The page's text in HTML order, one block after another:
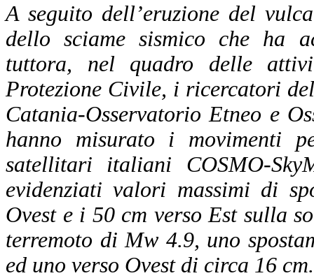
A seguito dell’eruzione del
dello sciame sismico che ha
tuttora, nel quadro delle
Protezione Civile, i ricercatori
Catania-Osservatorio Etneo e
hanno misurato i movimenti
satellitari italiani COSMO-
evidenziati valori massimi di
Ovest e i 50 cm verso Est sulla
terremoto di Mw 4.9, uno
ed uno verso Ovest di circa 16 cm.